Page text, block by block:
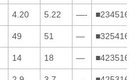
4.20 5.22 —- ■234516
49 51 — ■325416
14 18 — ■423516